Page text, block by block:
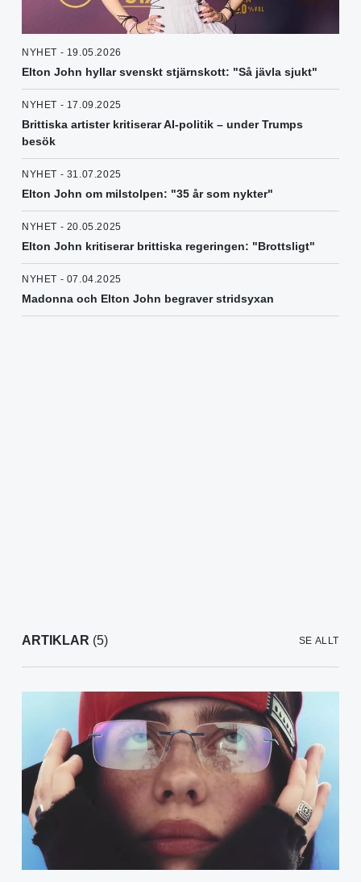
NYHET - 19.05.2026
Elton John hyllar svenskt stjärnskott: "Så jävla sjukt"
NYHET - 17.09.2025
Brittiska artister kritiserar AI-politik – under Trumps
besök
NYHET - 31.07.2025
Elton John om milstolpen: "35 år som nykter"
NYHET - 20.05.2025
Elton John kritiserar brittiska regeringen: "Brottsligt"
NYHET - 07.04.2025
Madonna och Elton John begraver stridsyxan
ARTIKLAR (5) SE ALLT